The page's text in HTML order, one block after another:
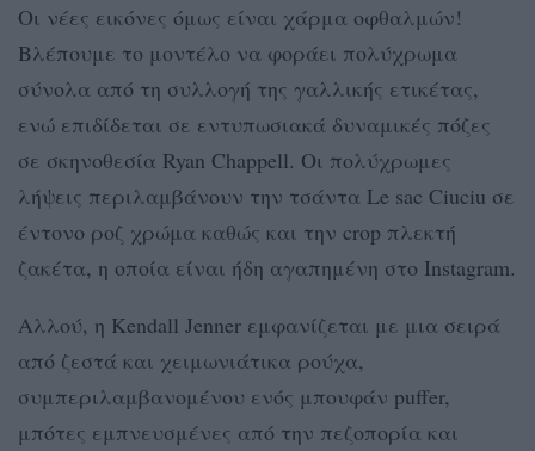
Οι νέες εικόνες όμως είναι χάρμα οφθαλμών!
Βλέπουμε το μοντέλο να φοράει πολύχρωμα
σύνολα από τη συλλογή της γαλλικής ετικέτας,
ενώ επιδίδεται σε εντυπωσιακά δυναμικές πόζες
σε σκηνοθεσία Ryan Chappell. Οι πολύχρωμες
λήψεις περιλαμβάνουν την τσάντα Le sac Ciuciu σε
έντονο ροζ χρώμα καθώς και την crop πλεκτή
ζακέτα, η οποία είναι ήδη αγαπημένη στο Instagram.
Αλλού, η Kendall Jenner εμφανίζεται με μια σειρά
από ζεστά και χειμωνιάτικα ρούχα,
συμπεριλαμβανομένου ενός μπουφάν puffer,
μπότες εμπνευσμένες από την πεζοπορία και